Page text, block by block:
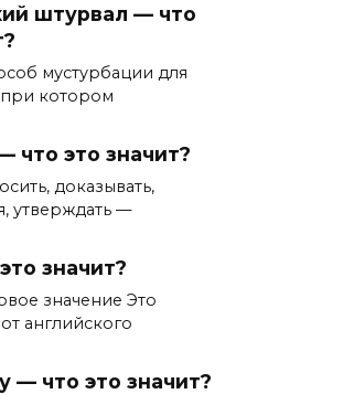
штурвал — что
мустурбации для
котором
что это значит?
доказывать,
утверждать —
значит?
значение Это
английского
— что это значит?